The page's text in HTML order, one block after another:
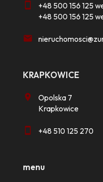
+48 500 156 125
+48 500 156 125
KRAPKOWICE
Opolska 7
Krapkowice
+48 510 125 270
menu